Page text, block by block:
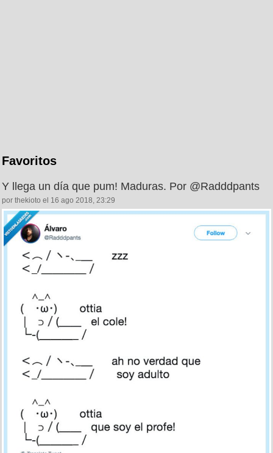
Favoritos
Y llega un día que pum! Maduras. Por @Radddpants
por thekioto el 16 ago 2018, 23:29